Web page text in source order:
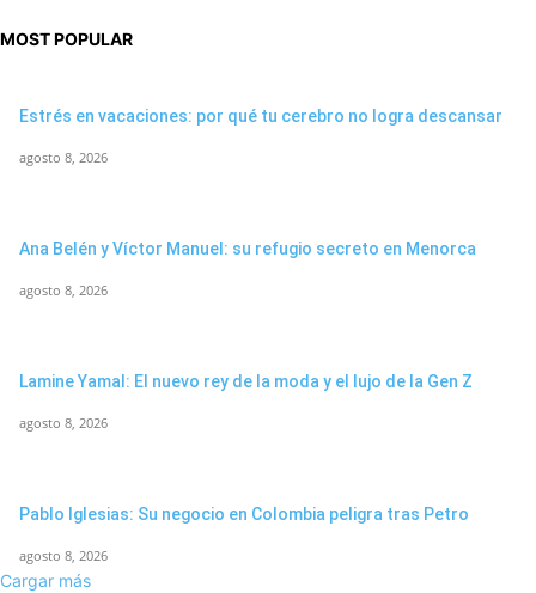
MOST POPULAR
Estrés en vacaciones: por qué tu cerebro no logra descansar
agosto 8, 2026
Ana Belén y Víctor Manuel: su refugio secreto en Menorca
agosto 8, 2026
Lamine Yamal: El nuevo rey de la moda y el lujo de la Gen Z
agosto 8, 2026
Pablo Iglesias: Su negocio en Colombia peligra tras Petro
agosto 8, 2026
Cargar más